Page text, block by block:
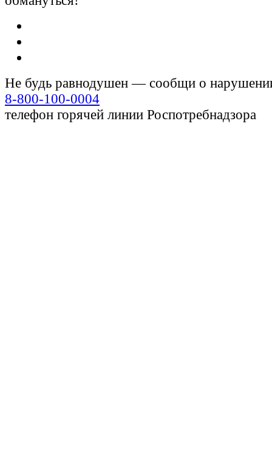
Не будь равнодушен — сообщи о
8-800-100-0004
телефон горячей линии Роспотребнадзора